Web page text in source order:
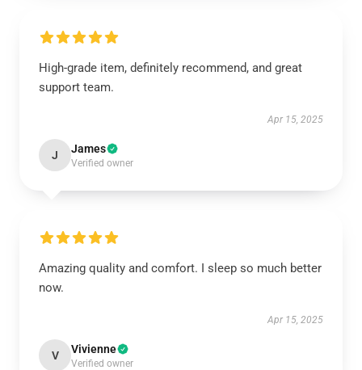
High-grade item, definitely recommend, and great
support team.
Apr 15, 2025
J James
Verified owner
Amazing quality and comfort. I sleep so much better
now.
Apr 15, 2025
V Vivienne
Verified owner